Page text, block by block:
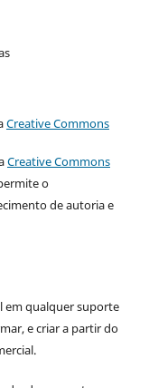
Creative Commons
Creative Commons
o
de autoria e
em qualquer suporte
e criar a partir do